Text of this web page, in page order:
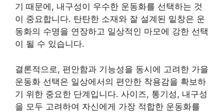
기 때문에, 내구성이 우수한 운동화를 선택하는 것
이 중요합니다. 탄탄한 소재와 잘 설계된 밑창은 운
동화의 수명을 연장하고 일상적인 마모에 강한 선택
이 될 수 있습니다.
결론적으로, 편안함과 기능성을 동시에 고려한 가을
운동화 선택은 일상에서의 편안한 착용감을 확보하
기 위한 중요한 단계입니다. 사이즈, 통기성, 내구성
을 모두 고려하여 자신에게 가장 적합한 운동화를